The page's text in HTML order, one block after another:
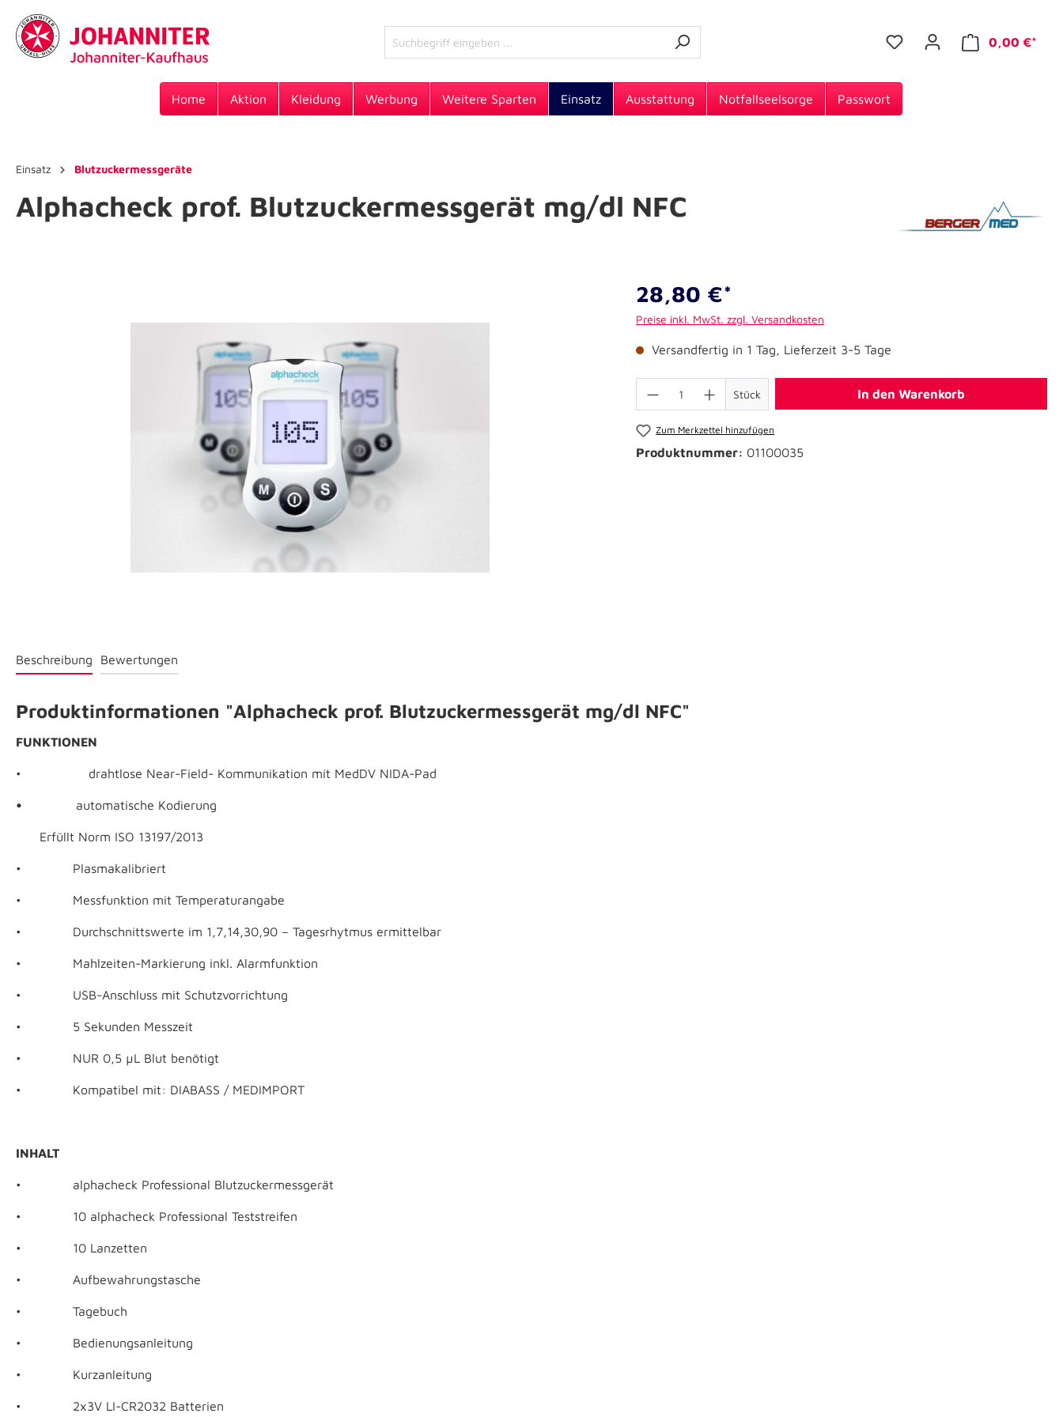
0,00 €*
Home Aktion Kleidung Werbung Weitere Sparten Einsatz Ausstattung Notfallseelsorge Passwort
Einsatz Blutzuckermessgeräte
Alphacheck prof. Blutzuckermessgerät mg/dl NFC
28,80 €*
Preise inkl. MwSt. zzgl. Versandkosten
Versandfertig in 1 Tag, Lieferzeit 3-5 Tage
Stück In den Warenkorb
Zum Merkzettel hinzufügen
Produktnummer: 01100035
Beschreibung Bewertungen
Produktinformationen "Alphacheck prof. Blutzuckermessgerät mg/dl NFC"
FUNKTIONEN
• drahtlose Near-Field- Kommunikation mit MedDV NIDA-Pad
• automatische Kodierung
Erfüllt Norm ISO 13197/2013
• Plasmakalibriert
• Messfunktion mit Temperaturangabe
• Durchschnittswerte im 1,7,14,30,90 – Tagesrhytmus ermittelbar
• Mahlzeiten-Markierung inkl. Alarmfunktion
• USB-Anschluss mit Schutzvorrichtung
• 5 Sekunden Messzeit
• NUR 0,5 µL Blut benötigt
• Kompatibel mit: DIABASS / MEDIMPORT
INHALT
• alphacheck Professional Blutzuckermessgerät
• 10 alphacheck Professional Teststreifen
• 10 Lanzetten
• Aufbewahrungstasche
• Tagebuch
• Bedienungsanleitung
• Kurzanleitung
• 2x3V LI-CR2032 Batterien